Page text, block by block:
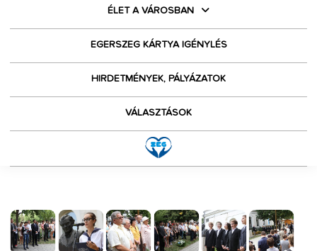
ÉLET A VÁROSBAN
EGERSZEG KÁRTYA IGÉNYLÉS
HIRDETMÉNYEK, PÁLYÁZATOK
VÁLASZTÁSOK